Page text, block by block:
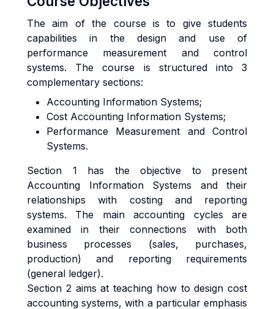
The aim of the course is to give students
capabilities in the design and use of
performance measurement and control
systems. The course is structured into 3
complementary sections:
Accounting Information Systems;
Cost Accounting Information Systems;
Performance Measurement and Control
Systems.
Section 1 has the objective to present
Accounting Information Systems and their
relationships with costing and reporting
systems. The main accounting cycles are
examined in their connections with both
business processes (sales, purchases,
production) and reporting requirements
(general ledger).
Section 2 aims at teaching how to design cost
accounting systems, with a particular emphasis